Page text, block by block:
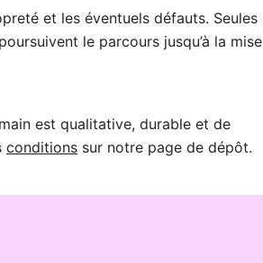
et les éventuels défauts. Seules
le parcours jusqu’à la mise
est qualitative, durable et de
conditions sur notre page de dépôt.